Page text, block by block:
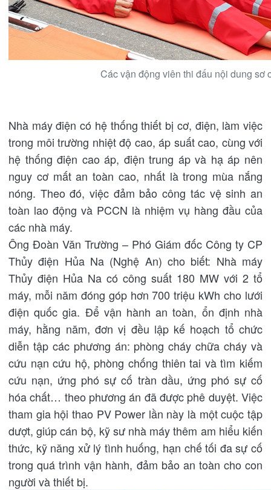
Các vận động viên thi đấu nội dung sơ
Nhà máy điện có hệ thống thiết bị cơ, điện, làm việc
trong môi trường nhiệt độ cao, áp suất cao, cùng với
hệ thống điện cao áp, điện trung áp và hạ áp nên
nguy cơ mất an toàn cao, nhất là trong mùa nắng
nóng. Theo đó, việc đảm bảo công tác vệ sinh an
toàn lao động và PCCN là nhiệm vụ hàng đầu của
các nhà máy.
Ông Đoàn Văn Trường – Phó Giám đốc Công ty CP
Thủy điện Hủa Na (Nghệ An) cho biết: Nhà máy
Thủy điện Hủa Na có công suất 180 MW với 2 tổ
máy, mỗi năm đóng góp hơn 700 triệu kWh cho lưới
điện quốc gia. Để vận hành an toàn, ổn định nhà
máy, hằng năm, đơn vị đều lập kế hoạch tổ chức
diễn tập các phương án: phòng cháy chữa cháy và
cứu nạn cứu hộ, phòng chống thiên tai và tìm kiếm
cứu nạn, ứng phó sự cố tràn dầu, ứng phó sự cố
hóa chất… theo phương án đã được phê duyệt. Việc
tham gia hội thao PV Power lần này là một cuộc tập
dượt, giúp cán bộ, kỹ sư nhà máy thêm am hiểu kiến
thức, kỹ năng xử lý tình huống, hạn chế tối đa sự cố
trong quá trình vận hành, đảm bảo an toàn cho con
người và thiết bị.